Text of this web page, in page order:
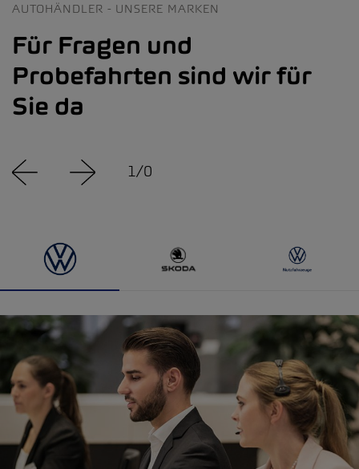
AUTOHÄNDLER - UNSERE MARKEN
Für Fragen und
Probefahrten sind wir für
Sie da
1/0